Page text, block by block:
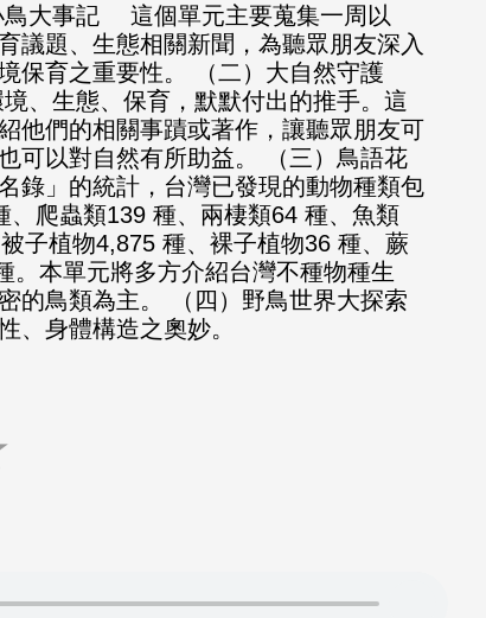
鳥大事記 這個單元主要蒐集一周以
議題、生態相關新聞，為聽眾朋友深入
保育之重要性。 （二）大自然守護
、生態、保育，默默付出的推手。這
他們的相關事蹟或著作，讓聽眾朋友可
可以對自然有所助益。 （三）鳥語花
錄」的統計，台灣已發現的動物種類包
、爬蟲類139 種、兩棲類64 種、魚類
子植物4,875 種、裸子植物36 種、蕨
。本單元將多方介紹台灣不種物種生
的鳥類為主。 （四）野鳥世界大探索
、身體構造之奧妙。